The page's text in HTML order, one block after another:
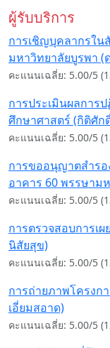
ผู้รับบริการ
การเชิญบุคลากรใน
มหาวิทยาลัยบูรพา (
คะแนนเฉลี่ย: 5.00/5
การประเมินผลการ
ศึกษาศาสตร์ (กิติศัก
คะแนนเฉลี่ย: 5.00/5
การขออนุญาตสำร
อาคาร 60 พรรษาม
คะแนนเฉลี่ย: 5.00/5
การตรวจสอบการเ
นิสัยสุข)
คะแนนเฉลี่ย: 5.00/5
การถ่ายภาพโครงก
เอี่ยมสอาด)
คะแนนเฉลี่ย: 5.00/5